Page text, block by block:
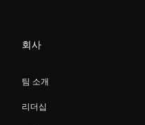
회사
팀 소개
리더십